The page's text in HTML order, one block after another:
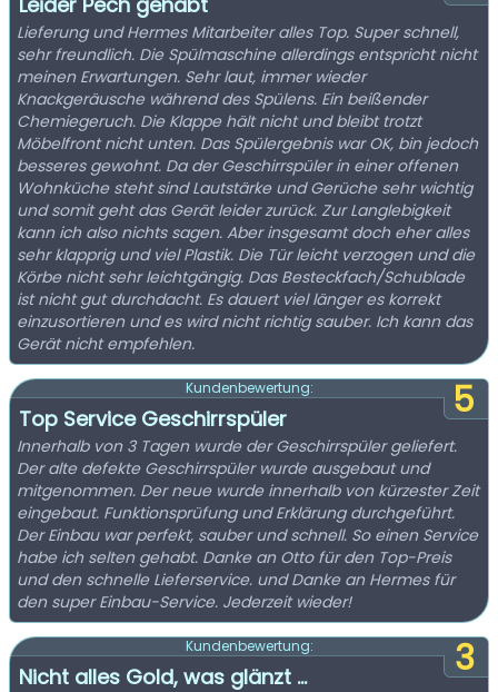
Lieferung und Hermes Mitarbeiter alles Top. Super schnell,
sehr freundlich. Die Spülmaschine allerdings entspricht nicht
meinen Erwartungen. Sehr laut, immer wieder
Knackgeräusche während des Spülens. Ein beißender
Chemiegeruch. Die Klappe hält nicht und bleibt trotzt
Möbelfront nicht unten. Das Spülergebnis war OK, bin jedoch
besseres gewohnt. Da der Geschirrspüler in einer offenen
Wohnküche steht sind Lautstärke und Gerüche sehr wichtig
und somit geht das Gerät leider zurück. Zur Langlebigkeit
kann ich also nichts sagen. Aber insgesamt doch eher alles
sehr klapprig und viel Plastik. Die Tür leicht verzogen und die
Körbe nicht sehr leichtgängig. Das Besteckfach/Schublade
ist nicht gut durchdacht. Es dauert viel länger es korrekt
einzusortieren und es wird nicht richtig sauber. Ich kann das
Gerät nicht empfehlen.
5
Kundenbewertung:
Top Service Geschirrspüler
Innerhalb von 3 Tagen wurde der Geschirrspüler geliefert.
Der alte defekte Geschirrspüler wurde ausgebaut und
mitgenommen. Der neue wurde innerhalb von kürzester Zeit
eingebaut. Funktionsprüfung und Erklärung durchgeführt.
Der Einbau war perfekt, sauber und schnell. So einen Service
habe ich selten gehabt. Danke an Otto für den Top-Preis
und den schnelle Lieferservice. und Danke an Hermes für
den super Einbau-Service. Jederzeit wieder!
3
Kundenbewertung:
Nicht alles Gold, was glänzt ...